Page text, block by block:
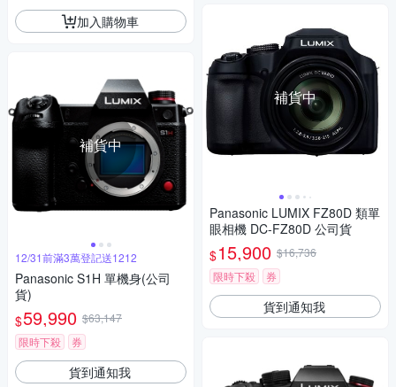
加入購物車
補貨中
12/31前滿3萬登記送1212
Panasonic S1H 單機身(公司
貨)
$59,990 $63,147
限時下殺
券
貨到通知我
補貨中
Panasonic LUMIX FZ80D 類單
眼相機 DC-FZ80D 公司貨
$15,900 $16,736
限時下殺
券
貨到通知我